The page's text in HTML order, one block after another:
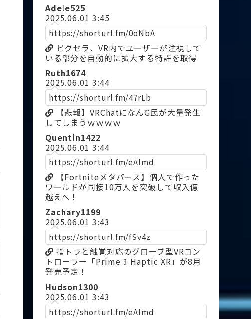
Adele525
2025.06.01 3:45
https://shorturl.fm/0oNbA
ピクセラ、VR内でユーザーが注視して
いる部分を自動的に拡大する特許を取得
Ruth1674
2025.06.01 3:44
https://shorturl.fm/47rLb
【悲報】VRChatになんG民が大量発生
してしまうｗｗｗｗ
Quentin1422
2025.06.01 3:44
https://shorturl.fm/eAlmd
【Fortniteメタバース】個人で作った
ワールドが同接10万人を突破して収入億
越えへ！
Zachary1199
2025.06.01 3:43
https://shorturl.fm/fSv4z
指トラと触覚対応のグローブ型VRコン
トローラー「Prime 3 Haptic XR」が8月
発売予定！
Hudson1300
2025.06.01 3:43
https://shorturl.fm/eAlmd